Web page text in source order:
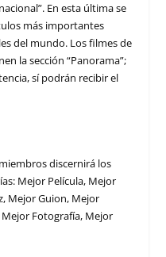
En esta última se
más importantes
del mundo. Los filmes de
la sección “Panorama”;
sí podrán recibir el
discernirá los
Mejor Película, Mejor
Mejor Guion, Mejor
Fotografía, Mejor